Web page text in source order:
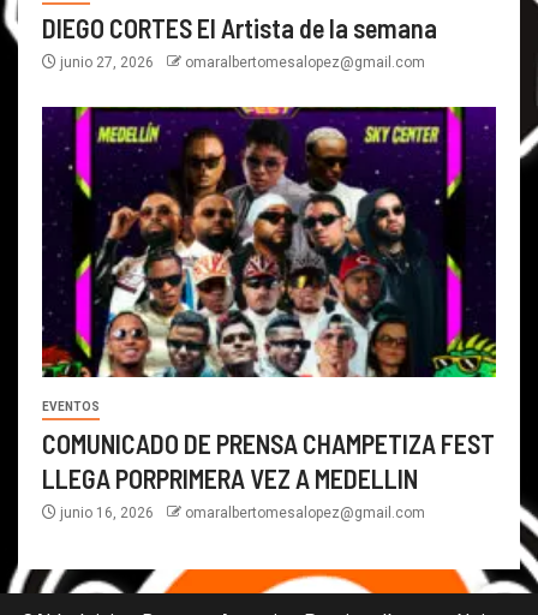
DIEGO CORTES El Artista de la semana
junio 27, 2026 omaralbertomesalopez@gmail.com
EVENTOS
COMUNICADO DE PRENSA CHAMPETIZA FEST
LLEGA PORPRIMERA VEZ A MEDELLIN
junio 16, 2026 omaralbertomesalopez@gmail.com